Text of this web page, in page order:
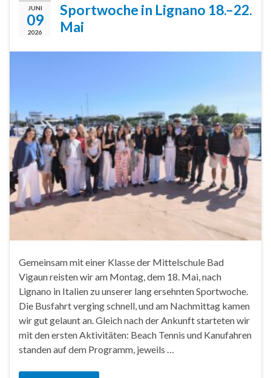
JUNI
09
2026
Sportwoche in Lignano 18.–22.
Mai
Gemeinsam mit einer Klasse der Mittelschule Bad
Vigaun reisten wir am Montag, dem 18. Mai, nach
Lignano in Italien zu unserer lang ersehnten Sportwoche.
Die Busfahrt verging schnell, und am Nachmittag kamen
wir gut gelaunt an. Gleich nach der Ankunft starteten wir
mit den ersten Aktivitäten: Beach Tennis und Kanufahren
standen auf dem Programm, jeweils …